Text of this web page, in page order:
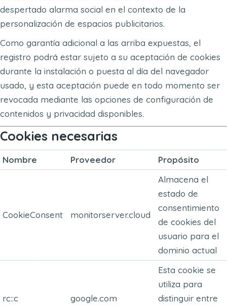
despertado alarma social en el contexto de la
personalización de espacios publicitarios.
Como garantía adicional a las arriba expuestas, el
registro podrá estar sujeto a su aceptación de cookies
durante la instalación o puesta al día del navegador
usado, y esta aceptación puede en todo momento ser
revocada mediante las opciones de configuración de
contenidos y privacidad disponibles.
Cookies necesarias
Nombre Proveedor Propósito
CookieConsent monitorserver.cloud
Almacena el
estado de
consentimiento
de cookies del
usuario para el
dominio actual
rc::c google.com
Esta cookie se
utiliza para
distinguir entre